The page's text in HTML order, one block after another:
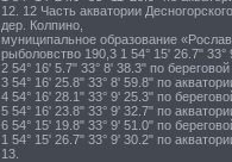
12. 12 Часть акватории
дер. Колпино,
муниципальное образование
рыболовство 190,3 1 54° 15' 26.7" 33°
2 54° 16' 5.7" 33° 8' 38.3" по
3 54° 16' 25.8" 33° 8' 59.8" по
4 54° 16' 28.1" 33° 9' 25.3" по
5 54° 16' 23.8" 33° 9' 32.7" по
6 54° 15' 19.8" 33° 9' 51.0" по
1 54° 15' 26.7" 33° 9' 30.2" по
13.